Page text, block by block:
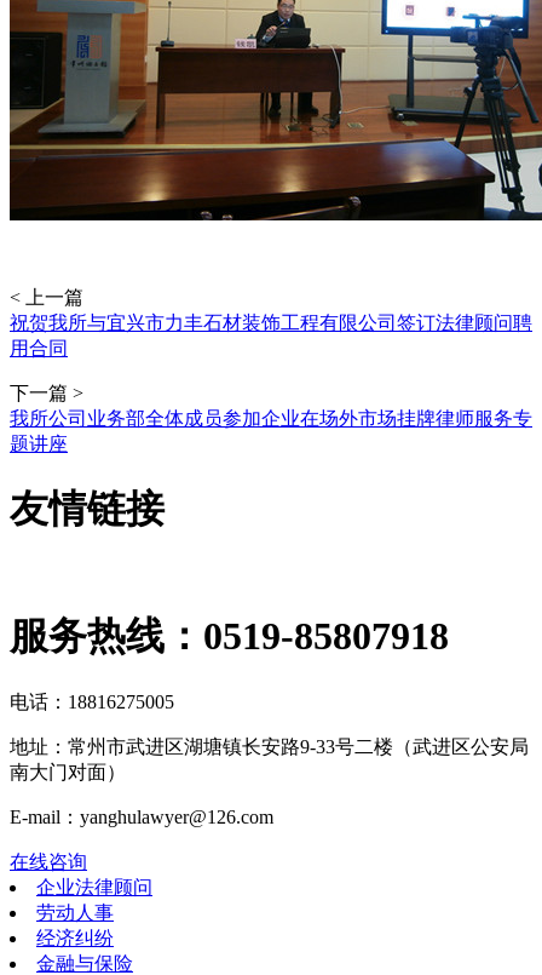
< 上一篇
祝贺我所与宜兴市力丰石材装饰工程有限公司签订法律顾问聘
用合同
下一篇 >
我所公司业务部全体成员参加企业在场外市场挂牌律师服务专
题讲座
友情链接
服务热线： 0519-85807918
电话：18816275005
地址：常州市武进区湖塘镇长安路9-33号二楼（武进区公安局
南大门对面）
E-mail：yanghulawyer@126.com
在线咨询
企业法律顾问
劳动人事
经济纠纷
金融与保险